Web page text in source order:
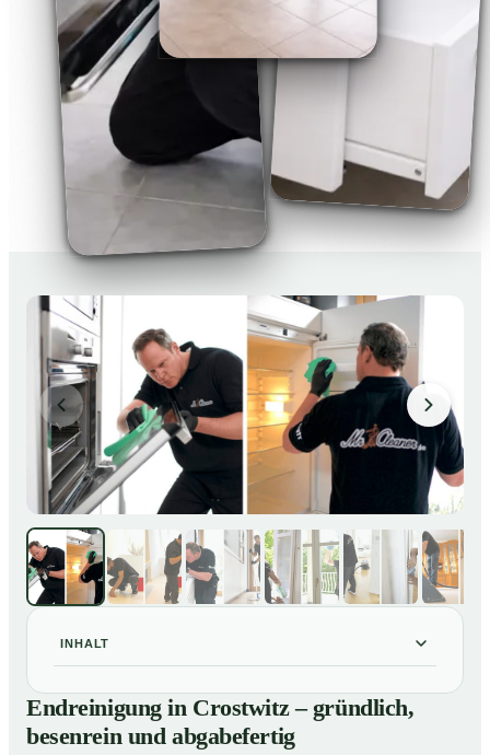
INHALT
01 Endreinigung in Crostwitz – gründlich, besenrein und
abgabefertig
Endreinigung in Crostwitz – gründlich,
besenrein und abgabefertig